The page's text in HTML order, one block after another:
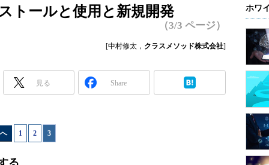
Database Expert
Master of IP Network
Security & Trust
トールと使用と新規開発
（3/3 ページ）
[中村修太， クラスメソッド株式会社]
見る Share
1 2 3
る
ホワ